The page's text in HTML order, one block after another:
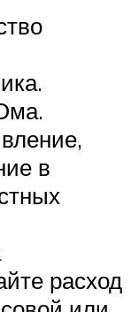
в
расход